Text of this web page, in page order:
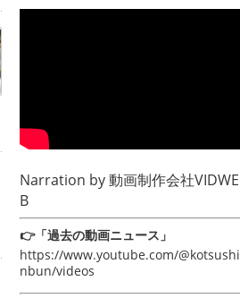
Narration by動画制作会社VIDWE
B
👉「過去の動画ニュース」
https://www.youtube.com/@kotsushi
nbun/videos